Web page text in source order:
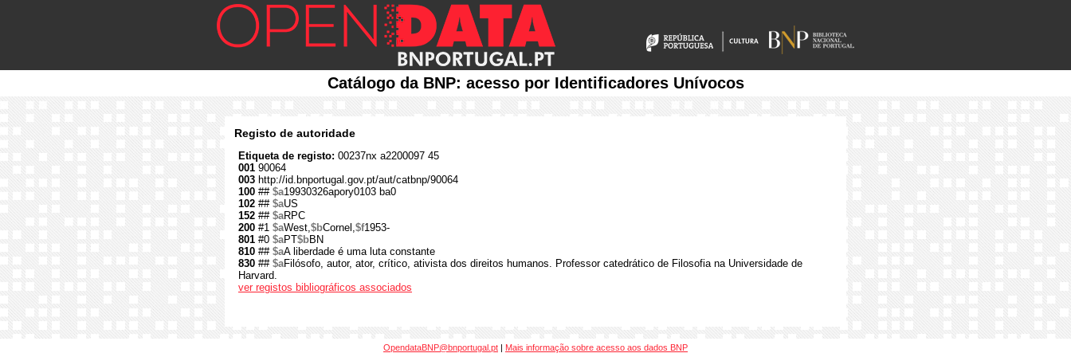
Catálogo da BNP: acesso por Identificadores Unívocos
Registo de autoridade
Etiqueta de registo: 00237nx a2200097 45
001 90064
003 http://id.bnportugal.gov.pt/aut/catbnp/90064
100 ## $a19930326apory0103 ba0
102 ## $aUS
152 ## $aRPC
200 #1 $aWest,$bCornel,$f1953-
801 #0 $aPT$bBN
810 ## $aA liberdade é uma luta constante
830 ## $aFilósofo, autor, ator, crítico, ativista dos direitos humanos. Professor catedrático de Filosofia na Universidade de
Harvard.
ver registos bibliográficos associados
OpendataBNP@bnportugal.pt | Mais informação sobre acesso aos dados BNP